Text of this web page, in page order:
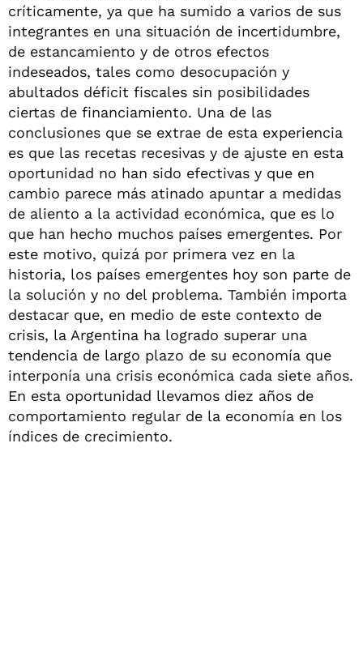
críticamente, ya que ha sumido a varios de sus
integrantes en una situación de incertidumbre,
de estancamiento y de otros efectos
indeseados, tales como desocupación y
abultados déficit fiscales sin posibilidades
ciertas de financiamiento. Una de las
conclusiones que se extrae de esta experiencia
es que las recetas recesivas y de ajuste en esta
oportunidad no han sido efectivas y que en
cambio parece más atinado apuntar a medidas
de aliento a la actividad económica, que es lo
que han hecho muchos países emergentes. Por
este motivo, quizá por primera vez en la
historia, los países emergentes hoy son parte de
la solución y no del problema. También importa
destacar que, en medio de este contexto de
crisis, la Argentina ha logrado superar una
tendencia de largo plazo de su economía que
interponía una crisis económica cada siete años.
En esta oportunidad llevamos diez años de
comportamiento regular de la economía en los
índices de crecimiento.